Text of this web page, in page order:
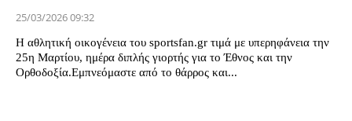
25/03/2026 09:32
Η αθλητική οικογένεια του sportsfan.gr τιμά με υπερηφάνεια την
25η Μαρτίου, ημέρα διπλής γιορτής για το Έθνος και την
Ορθοδοξία.Εμπνεόμαστε από το θάρρος και...